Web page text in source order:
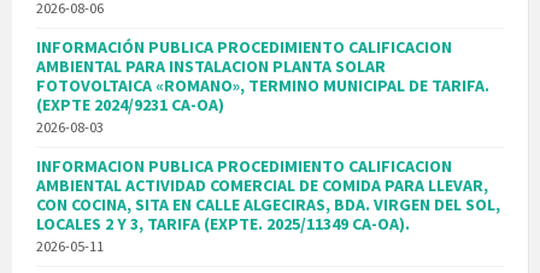
2026-08-06
INFORMACIÓN PUBLICA PROCEDIMIENTO CALIFICACION
AMBIENTAL PARA INSTALACION PLANTA SOLAR
FOTOVOLTAICA «ROMANO», TERMINO MUNICIPAL DE TARIFA.
(EXPTE 2024/9231 CA-OA)
2026-08-03
INFORMACION PUBLICA PROCEDIMIENTO CALIFICACION
AMBIENTAL ACTIVIDAD COMERCIAL DE COMIDA PARA LLEVAR,
CON COCINA, SITA EN CALLE ALGECIRAS, BDA. VIRGEN DEL SOL,
LOCALES 2 Y 3, TARIFA (EXPTE. 2025/11349 CA-OA).
2026-05-11